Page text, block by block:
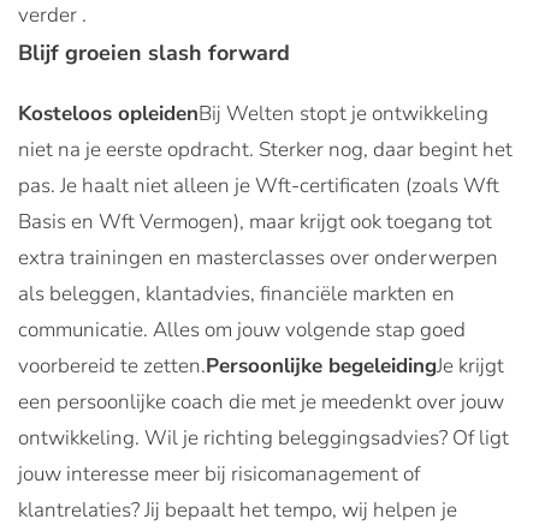
verder .
Blijf groeien slash forward
Kosteloos opleidenBij Welten stopt je ontwikkeling
niet na je eerste opdracht. Sterker nog, daar begint het
pas. Je haalt niet alleen je Wft-certificaten (zoals Wft
Basis en Wft Vermogen), maar krijgt ook toegang tot
extra trainingen en masterclasses over onderwerpen
als beleggen, klantadvies, financiële markten en
communicatie. Alles om jouw volgende stap goed
voorbereid te zetten.Persoonlijke begeleidingJe krijgt
een persoonlijke coach die met je meedenkt over jouw
ontwikkeling. Wil je richting beleggingsadvies? Of ligt
jouw interesse meer bij risicomanagement of
klantrelaties? Jij bepaalt het tempo, wij helpen je